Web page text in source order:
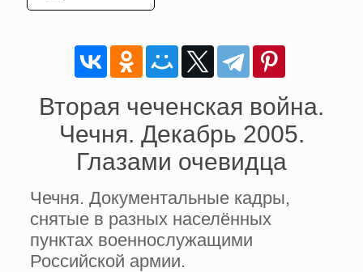
Вторая чеченская война.
Чечня. Декабрь 2005.
Глазами очевидца
Чечня. Документальные кадры,
снятые в разных населённых
пунктах военнослужащими
Российской армии.